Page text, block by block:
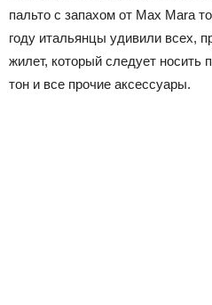
пальто с запахом от Max Mara
году итальянцы удивили всех,
жилет, который следует носить
тон и все прочие аксессуары.